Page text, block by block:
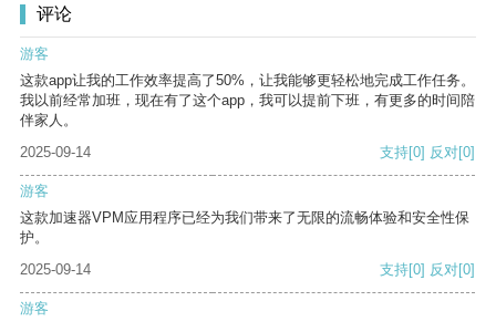
评论
游客
这款app让我的工作效率提高了50%，让我能够更轻松地完成工作任务。
我以前经常加班，现在有了这个app，我可以提前下班，有更多的时间陪
伴家人。
2025-09-14
支持[0] 反对[0]
游客
这款加速器VPM应用程序已经为我们带来了无限的流畅体验和安全性保
护。
2025-09-14
支持[0] 反对[0]
游客